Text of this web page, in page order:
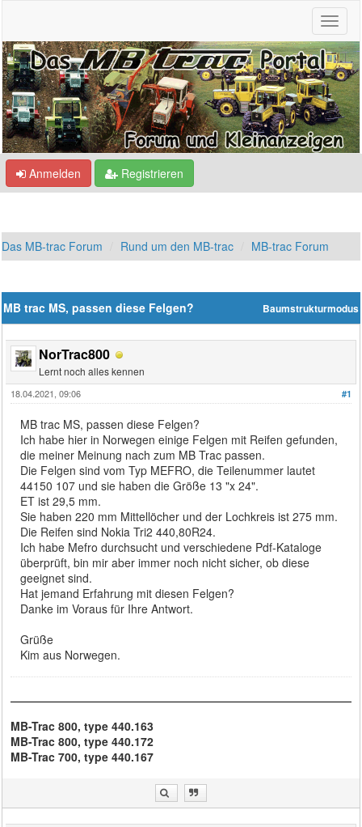
Anmelden Registrieren
Das MB-trac Forum Rund um den MB-trac MB-trac Forum
Baumstrukturmodus
MB trac MS, passen diese Felgen?
NorTrac800
Lernt noch alles kennen
#1
18.04.2021, 09:06
MB trac MS, passen diese Felgen?
Ich habe hier in Norwegen einige Felgen mit Reifen gefunden,
die meiner Meinung nach zum MB Trac passen.
Die Felgen sind vom Typ MEFRO, die Teilenummer lautet
44150 107 und sie haben die Größe 13 "x 24".
ET ist 29,5 mm.
Sie haben 220 mm Mittellöcher und der Lochkreis ist 275 mm.
Die Reifen sind Nokia Tri2 440,80R24.
Ich habe Mefro durchsucht und verschiedene Pdf-Kataloge
überprüft, bin mir aber immer noch nicht sicher, ob diese
geeignet sind.
Hat jemand Erfahrung mit diesen Felgen?
Danke im Voraus für Ihre Antwort.
Grüße
Kim aus Norwegen.
MB-Trac 800, type 440.163
MB-Trac 800, type 440.172
MB-Trac 700, type 440.167